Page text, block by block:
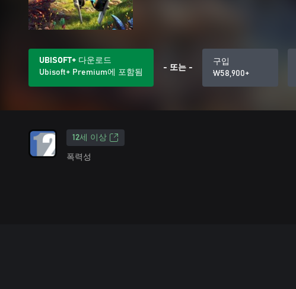
UBISOFT+ 다운로드
Ubisoft+ Premium에 포함됨
- 또는 -
구입
₩58,900+
12세 이상
폭력성